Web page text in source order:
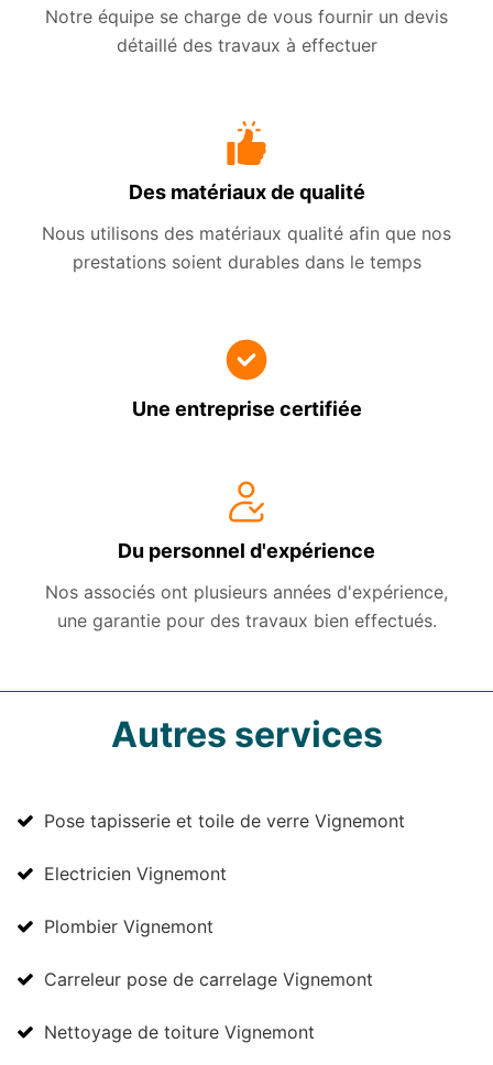
Notre équipe se charge de vous fournir un devis
détaillé des travaux à effectuer
Des matériaux de qualité
Nous utilisons des matériaux qualité afin que nos
prestations soient durables dans le temps
Une entreprise certifiée
Du personnel d'expérience
Nos associés ont plusieurs années d'expérience,
une garantie pour des travaux bien effectués.
Autres services
Pose tapisserie et toile de verre Vignemont
Electricien Vignemont
Plombier Vignemont
Carreleur pose de carrelage Vignemont
Nettoyage de toiture Vignemont